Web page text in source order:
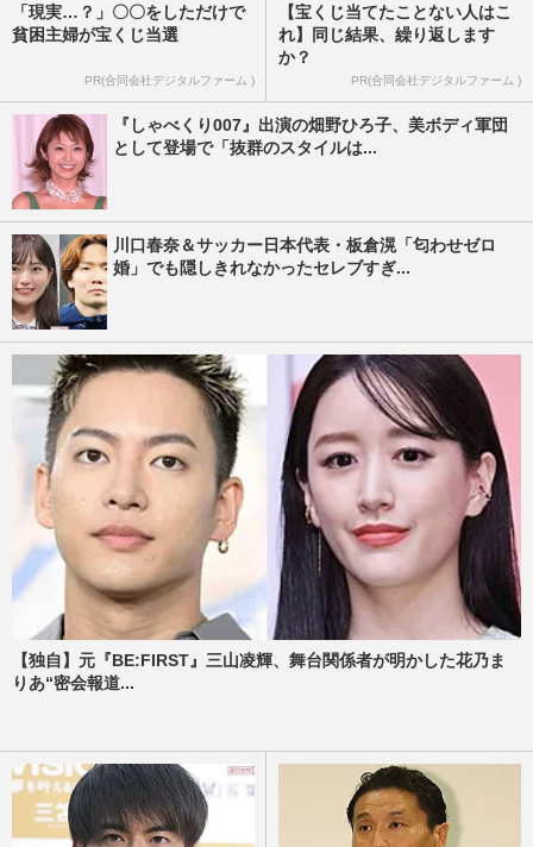
「現実…？」〇〇をしただけで
貧困主婦が宝くじ当選
PR(合同会社デジタルファーム )
【宝くじ当てたことない人はこ
れ】同じ結果、繰り返します
か？
PR(合同会社デジタルファーム )
『しゃべくり007』出演の畑野ひろ子、美ボディ軍団
として登場で「抜群のスタイルは...
川口春奈＆サッカー日本代表・板倉滉「匂わせゼロ
婚」でも隠しきれなかったセレブすぎ...
【独自】元『BE:FIRST』三山凌輝、舞台関係者が明かした花乃ま
りあ“密会報道...